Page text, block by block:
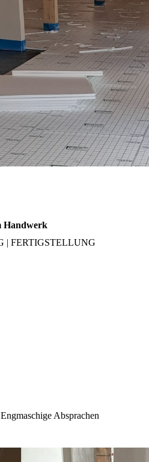
Handwerk
| FERTIGSTELLUNG
Engmaschige Absprachen